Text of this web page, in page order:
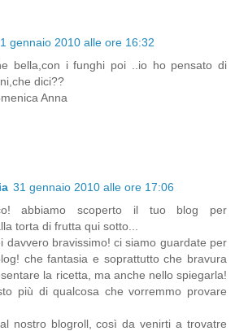
gennaio 2010 alle ore 16:32
bella,con i funghi poi ..io ho pensato di
dici??
Anna
31 gennaio 2010 alle ore 17:06
abbiamo scoperto il tuo blog per
torta di frutta qui sotto...
davvero bravissimo! ci siamo guardate per
che fantasia e soprattutto che bravura
la ricetta, ma anche nello spiegarla!
più di qualcosa che vorremmo provare
nostro blogroll, così da venirti a trovatre